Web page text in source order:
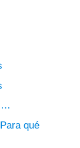
qué